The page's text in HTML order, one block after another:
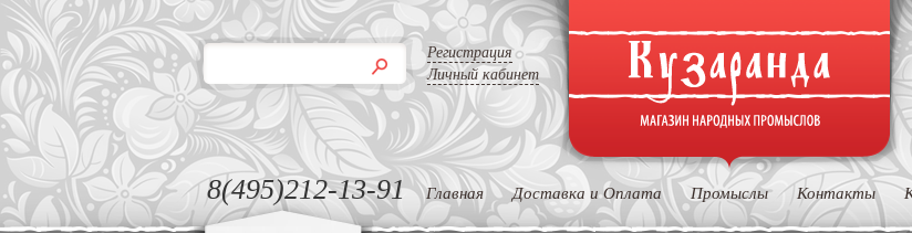
Регистрация
Личный кабинет
8(495)212-13-91 Главная Доставка и Оплата Промыслы Контакты